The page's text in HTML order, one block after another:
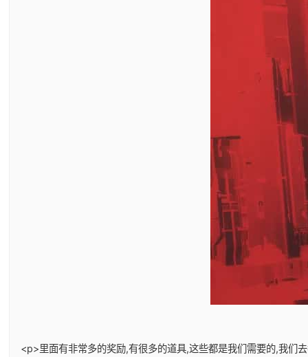
<p>里面有非常多的奖励,有很多的道具,这些都是我们需要的,我们